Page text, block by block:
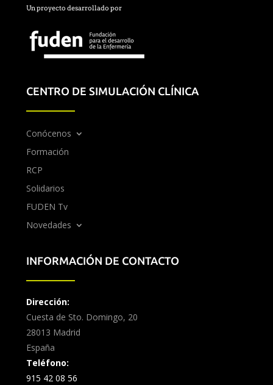
Un proyecto desarrollado por
CENTRO DE SIMULACIÓN CLÍNICA
Conócenos
Formación
RCP
Solidarios
FUDEN Tv
Novedades
INFORMACIÓN DE CONTACTO
Dirección:
Cuesta de Sto. Domingo, 20
28013 Madrid
España
Teléfono:
915 42 08 56